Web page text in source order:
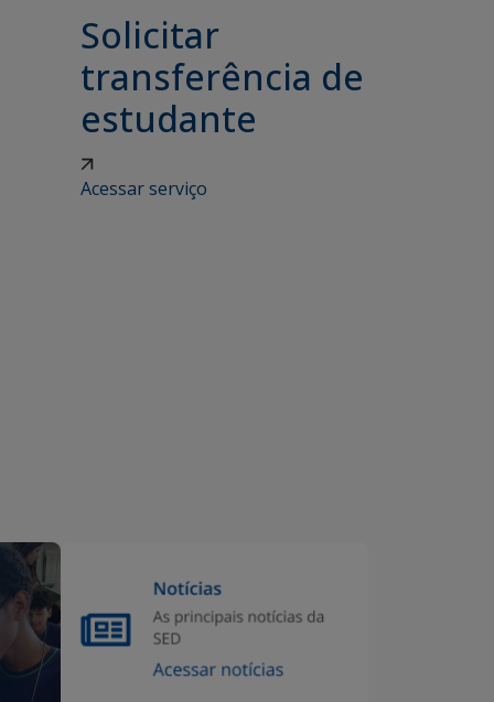
Solicitar
transferência de
estudante
Acessar serviço